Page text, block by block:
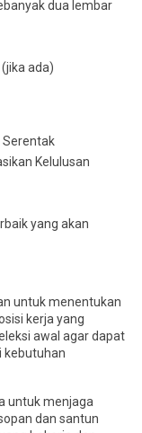
dua lembar
ada)
Serentak
Kelulusan
yang akan
untuk menentukan
kerja yang
awal agar dapat
kebutuhan
untuk menjaga
dan santun